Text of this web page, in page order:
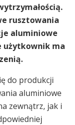
rusztowania
aluminiowe
użytkownik ma
do produkcji
aluminiowe
zewnątrz, jak i